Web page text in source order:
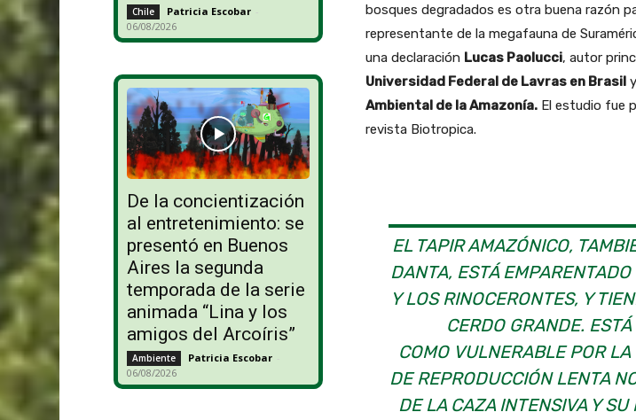
Chile Patricia Escobar -
06/08/2026
De la concientización
al entretenimiento: se
presentó en Buenos
Aires la segunda
temporada de la serie
animada “Lina y los
amigos del Arcoíris”
Ambiente Patricia Escobar -
06/08/2026
bosques degradados es otra buena razón
representante de la megafauna de
una declaración Lucas Paolucci, autor
Universidad Federal de Lavras en Brasil
Ambiental de la Amazonía.El estudio fue
revista Biotropica.
EL TAPIR AMAZÓNICO,
DANTA, ESTÁ
Y LOS RINOCERONTES, Y
CERDO GRANDE.
COMO VULNERABLE POR
DE REPRODUCCIÓN LENTA
DE LA CAZA INTENSIVA Y